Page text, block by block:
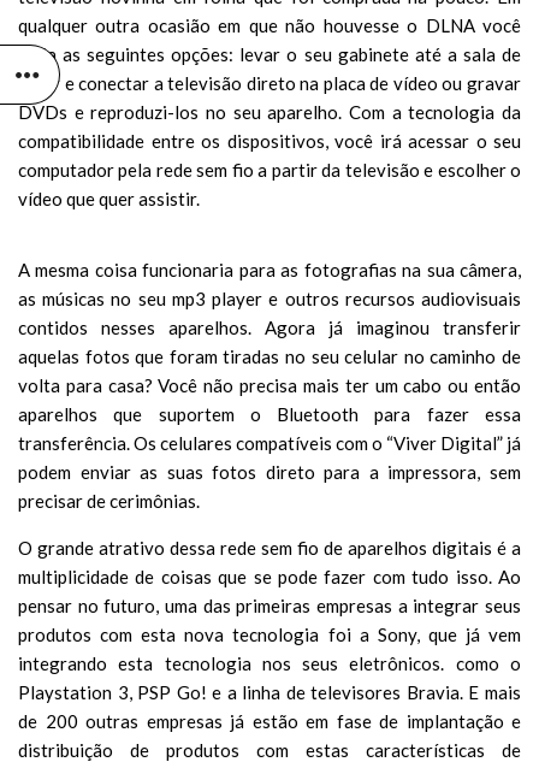
qualquer outra ocasião em que não houvesse o DLNA você
teria as seguintes opções: levar o seu gabinete até a sala de
estar e conectar a televisão direto na placa de vídeo ou gravar
DVDs e reproduzi-los no seu aparelho. Com a tecnologia da
compatibilidade entre os dispositivos, você irá acessar o seu
computador pela rede sem fio a partir da televisão e escolher o
vídeo que quer assistir.
A mesma coisa funcionaria para as fotografias na sua câmera,
as músicas no seu mp3 player e outros recursos audiovisuais
contidos nesses aparelhos. Agora já imaginou transferir
aquelas fotos que foram tiradas no seu celular no caminho de
volta para casa? Você não precisa mais ter um cabo ou então
aparelhos que suportem o Bluetooth para fazer essa
transferência. Os celulares compatíveis com o “Viver Digital” já
podem enviar as suas fotos direto para a impressora, sem
precisar de cerimônias.
O grande atrativo dessa rede sem fio de aparelhos digitais é a
multiplicidade de coisas que se pode fazer com tudo isso. Ao
pensar no futuro, uma das primeiras empresas a integrar seus
produtos com esta nova tecnologia foi a Sony, que já vem
integrando esta tecnologia nos seus eletrônicos. como o
Playstation 3, PSP Go! e a linha de televisores Bravia. E mais
de 200 outras empresas já estão em fase de implantação e
distribuição de produtos com estas características de